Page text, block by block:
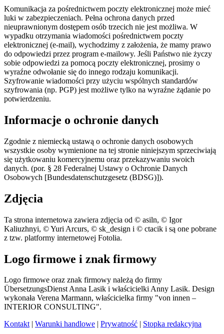
Komunikacja za pośrednictwem poczty elektronicznej może mieć
luki w zabezpieczeniach. Pełna ochrona danych przed
nieuprawnionym dostępem osób trzecich nie jest możliwa. W
wypadku otrzymania wiadomości pośrednictwem poczty
elektronicznej (e-mail), wychodzimy z założenia, że mamy prawo
do odpowiedzi przez program e-mailowy. Jeśli Państwo nie życzy
sobie odpowiedzi za pomocą poczty elektronicznej, prosimy o
wyraźne odwołanie się do innego rodzaju komunikacji.
Szyfrowanie wiadomości przy użyciu wspólnych standardów
szyfrowania (np. PGP) jest możliwe tylko na wyraźne żądanie po
potwierdzeniu.
Informacje o ochronie danych
Zgodnie z niemiecką ustawą o ochronie danych osobowych
wszystkie osoby wymienione na tej stronie niniejszym sprzeciwiają
się użytkowaniu komercyjnemu oraz przekazywaniu swoich
danych. (por. § 28 Federalnej Ustawy o Ochronie Danych
Osobowych [Bundesdatenschutzgesetz (BDSG)]).
Zdjęcia
Ta strona internetowa zawiera zdjęcia od © asiln, © Igor
Kaliuzhnyi, © Yuri Arcurs, © sk_design i © ctacik i są one pobrane
z tzw. platformy internetowej Fotolia.
Logo firmowe i znak firmowy
Logo firmowe oraz znak firmowy należą do firmy
ÜbersetzungsDienst Anna Lasik i właścicielki Anny Lasik. Design
wykonała Verena Marmann, właścicielka firmy "von innen –
INTERIOR CONSULTING".
Kontakt| Warunki handlowe Prywatność Stopka redakcyjna